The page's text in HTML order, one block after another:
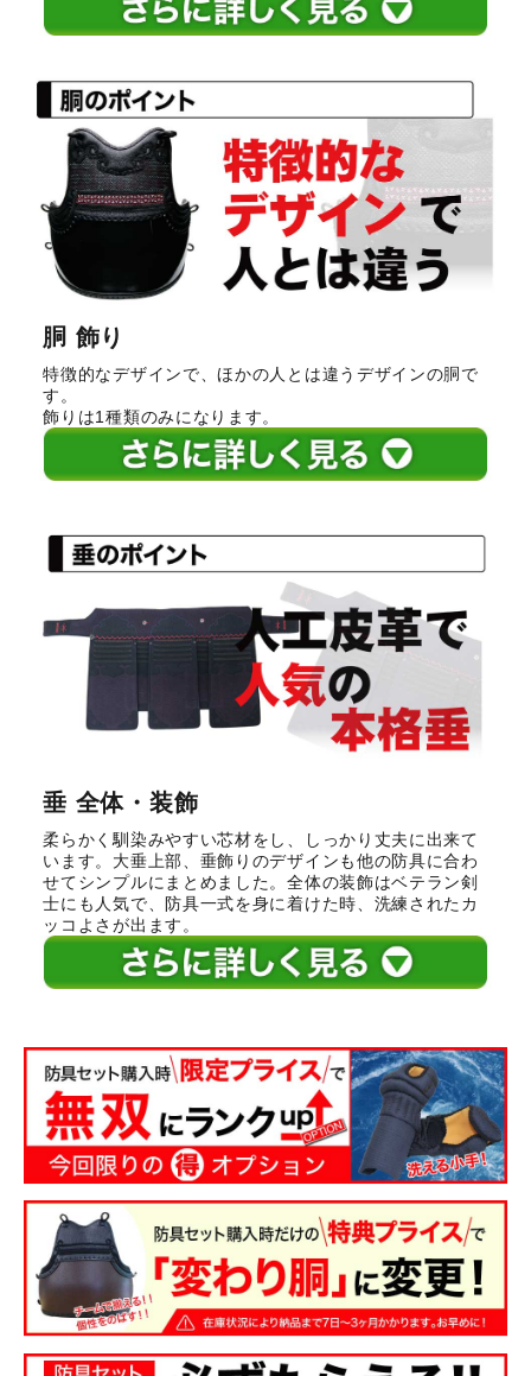
胴 飾り
特徴的なデザインで、ほかの人とは違うデザインの胴で
す。
飾りは1種類のみになります。
垂 全体・装飾
柔らかく馴染みやすい芯材をし、しっかり丈夫に出来て
います。大垂上部、垂飾りのデザインも他の防具に合わ
せてシンプルにまとめました。全体の装飾はベテラン剣
士にも人気で、防具一式を身に着けた時、洗練されたカ
ッコよさが出ます。